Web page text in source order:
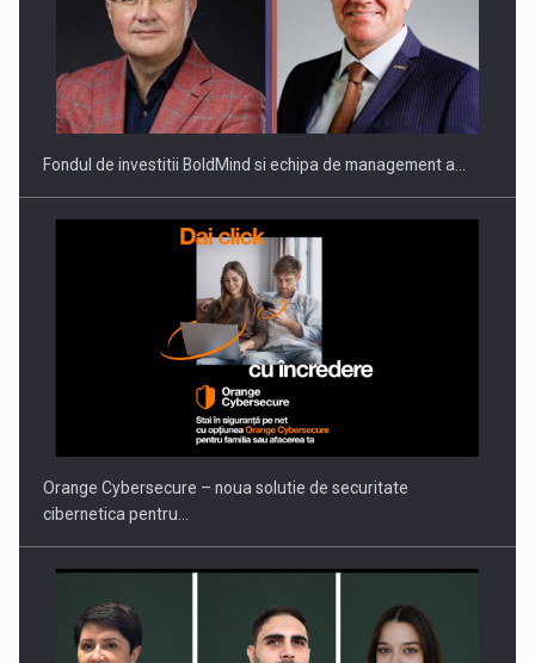
Fondul de investitii BoldMind si echipa de management a…
Orange Cybersecure – noua solutie de securitate
cibernetica pentru…